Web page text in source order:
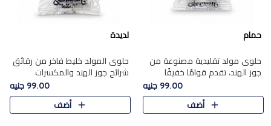
حمام
حلوى مولد تقليدية مصنوعة من
جوز الهند، تقدم قوامًا خفيفًا
ونكهة شرقية أصيلة تجسد روح
الـموسم الأعياد.
99.00 جنيه
أضف
لديدة
حلوى المولد خليط فاخر من رقائق
شرائح جوز الهند والمكسرات
المحمصة، متماسك بشراب حلاوة
الكراميل الخفيفة ليمنحك قرمشة
غنية ومذاقًا شرقيًا أصيلً..
99.00 جنيه
أضف